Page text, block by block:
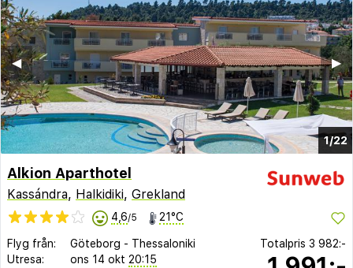
1/22
▶︎
◀︎
Alkion Aparthotel
Kassándra, Halkidiki, Grekland
4,6/5 21°C
Flyg från: Göteborg - Thessaloniki
Utresa:
ons 14 okt 20:15
Totalpris 3 982:-